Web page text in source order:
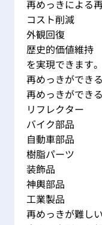
再めっきによる
コスト削減
外観回復
歴史的価値維持
を実現できます。
再めっきができ
再めっきができ
リフレクター
バイク部品
自動車部品
樹脂パーツ
装飾品
神輿部品
工業製品
再めっきが難し